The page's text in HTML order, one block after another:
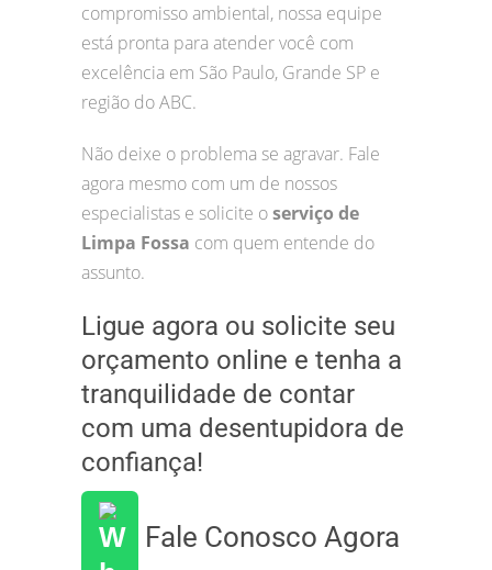
compromisso ambiental, nossa equipe
está pronta para atender você com
excelência em São Paulo, Grande SP e
região do ABC.
Não deixe o problema se agravar. Fale
agora mesmo com um de nossos
especialistas e solicite oserviço de
Limpa Fossa com quem entende do
assunto.
Ligue agora ou solicite seu
orçamento online e tenha a
tranquilidade de contar
com uma desentupidora de
confiança!
Fale Conosco Agora